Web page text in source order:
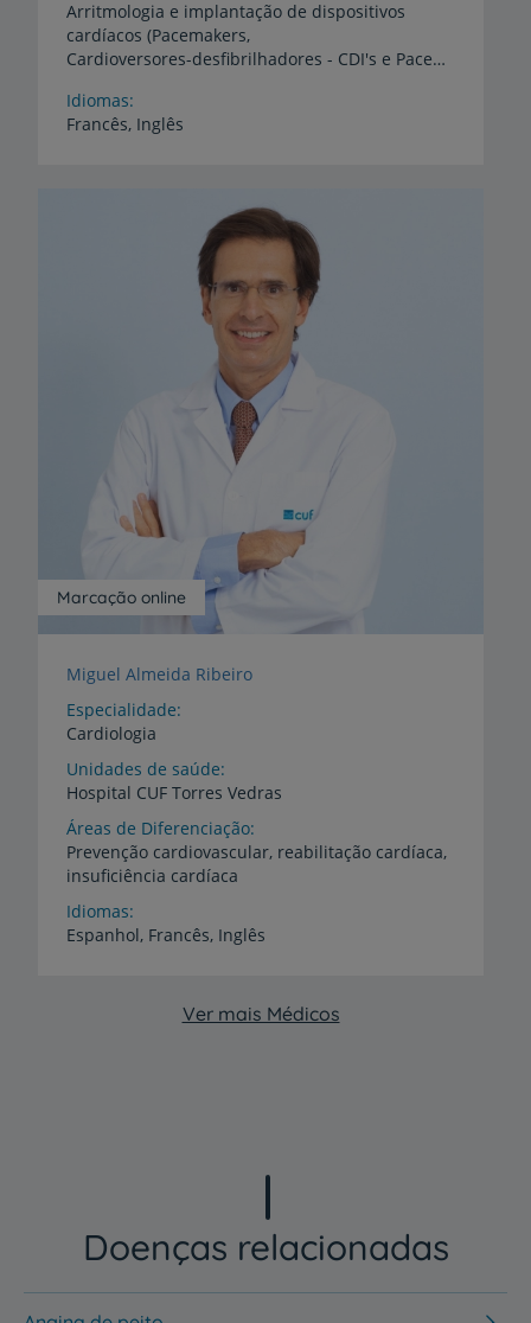
Arritmologia e implantação de dispositivos
cardíacos (Pacemakers,
Cardioversores-desfibrilhadores - CDI's e Pacemakers Biventriculares - Terapêutica de Ressincronização Cardíaca na insuficiência cardíaca), Doença valvular cardíaca
Idiomas
Francês, Inglês
Marcação online
Miguel Almeida Ribeiro
Especialidade
Cardiologia
Unidades de saúde
Hospital CUF Torres Vedras
Áreas de Diferenciação
Prevenção cardiovascular, reabilitação cardíaca,
insuficiência cardíaca
Idiomas
Espanhol, Francês, Inglês
Ver mais Médicos
Doenças relacionadas